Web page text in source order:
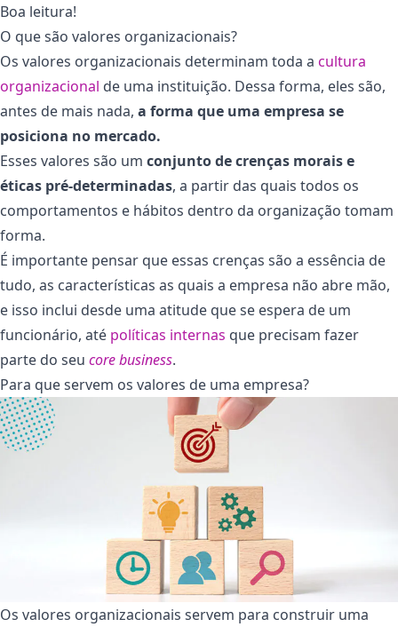
Boa leitura!
O que são valores organizacionais?
Os valores organizacionais determinam toda a cultura
organizacional de uma instituição. Dessa forma, eles são,
antes de mais nada, a forma que uma empresa se
posiciona no mercado.
Esses valores são um conjunto de crenças morais e
éticas pré-determinadas, a partir das quais todos os
comportamentos e hábitos dentro da organização tomam
forma.
É importante pensar que essas crenças são a essência de
tudo, as características as quais a empresa não abre mão,
e isso inclui desde uma atitude que se espera de um
funcionário, até políticas internas que precisam fazer
parte do seu core business.
Para que servem os valores de uma empresa?
Os valores organizacionais servem para construir uma